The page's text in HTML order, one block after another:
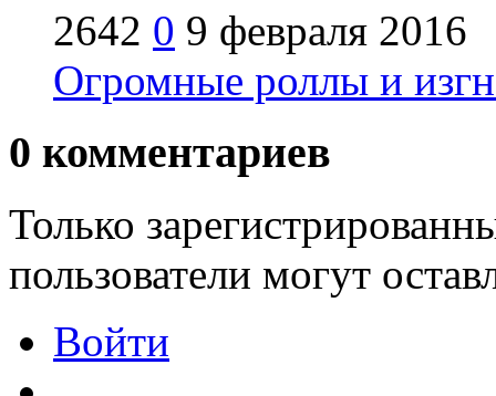
2642 0 9 февраля 2016
Огромные роллы и
0 комментариев
Только
пользователи могут
Войти